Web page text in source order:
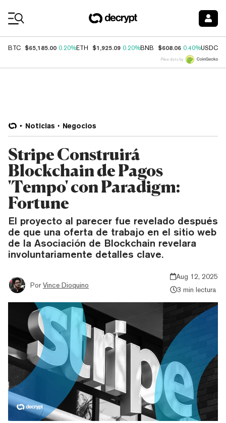
BTC $65,185.00 0.20%ETH $1,925.09 0.20%BNB $608.06 0.40%USDC
Price data by
Noticias Negocios
Stripe Construirá
Blockchain de Pagos
'Tempo' con Paradigm:
Fortune
El proyecto al parecer fue revelado después
de que una oferta de trabajo en el sitio web
de la Asociación de Blockchain revelara
involuntariamente detalles clave.
Por Vince Dioquino
Aug 12, 2025
3 min lectura